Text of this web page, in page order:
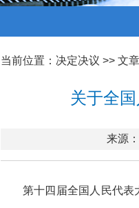
当前位置： 决定决议 >> 文
关于全
来源
第十四届全国人民代表